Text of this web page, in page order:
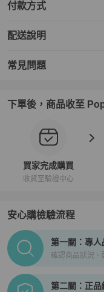
付款方式
配送說明
常見問題
下單後，商品收至
買家完成購買
收貨至驗證中心
安心購檢驗流程
PopChill拍拍圈正品
第一關：專人
確認商品狀況、
第二關：正品